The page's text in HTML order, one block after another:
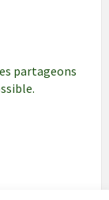
partageons